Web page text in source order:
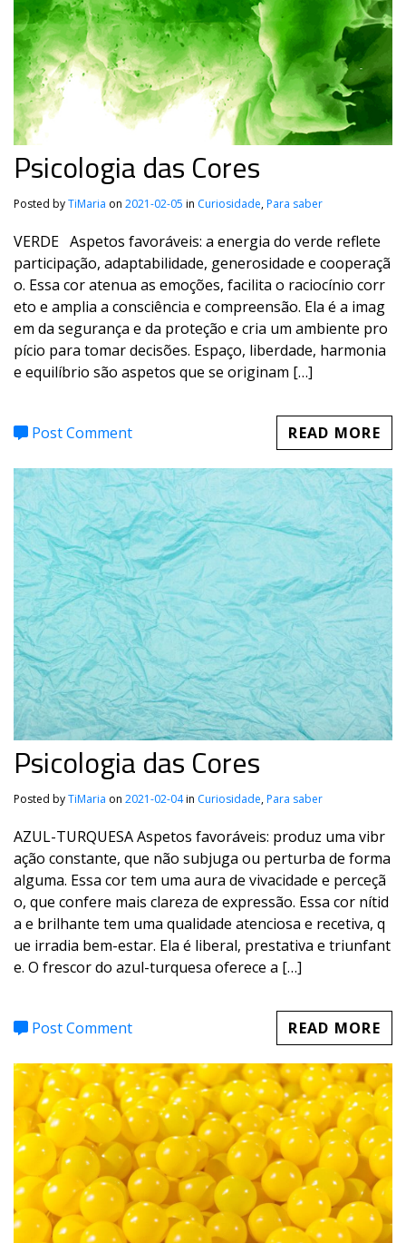
Psicologia das Cores
Posted byTiMaria on 2021-02-05 in Curiosidade,Para saber
VERDE Aspetos favoráveis: a energia do verde reflete
participação, adaptabilidade, generosidade e cooperaçã
o. Essa cor atenua as emoções, facilita o raciocínio corr
eto e amplia a consciência e compreensão. Ela é a imag
em da segurança e da proteção e cria um ambiente pro
pício para tomar decisões. Espaço, liberdade, harmonia
e equilíbrio são aspetos que se originam […]
Post Comment READ MORE
Psicologia das Cores
Posted byTiMaria on 2021-02-04in Curiosidade,Para saber
AZUL-TURQUESA Aspetos favoráveis: produz uma vibr
ação constante, que não subjuga ou perturba de forma
alguma. Essa cor tem uma aura de vivacidade e perceçã
o, que confere mais clareza de expressão. Essa cor nítid
a e brilhante tem uma qualidade atenciosa e recetiva, q
ue irradia bem-estar. Ela é liberal, prestativa e triunfant
e. O frescor do azul-turquesa oferece a […]
Post Comment READ MORE